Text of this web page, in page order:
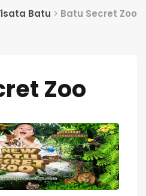
Batu > Batu Secret Zoo
Zoo